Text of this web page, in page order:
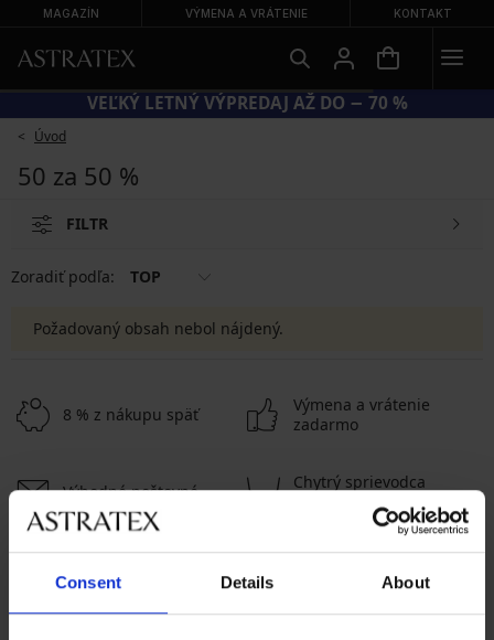
Consent Details About
MAGAZÍN VÝMENA A VRÁTENIE KONTAKT
VEĽKÝ LETNÝ VÝPREDAJ AŽ DO − 70 %
Úvod
50 za 50 %
FILTR
Zoradiť podľa: TOP
Požadovaný obsah nebol nájdený.
8 % z nákupu späť
Výmena a vrátenie
zadarmo
Výhodné poštovné
Chytrý sprievodca
Zákaznícka podpora
Počas pracovných dní od 8:00 do 17:00